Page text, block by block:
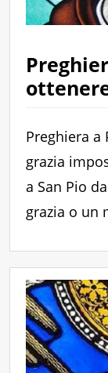
Preghiera a
grazia
a San Pio
grazia o un